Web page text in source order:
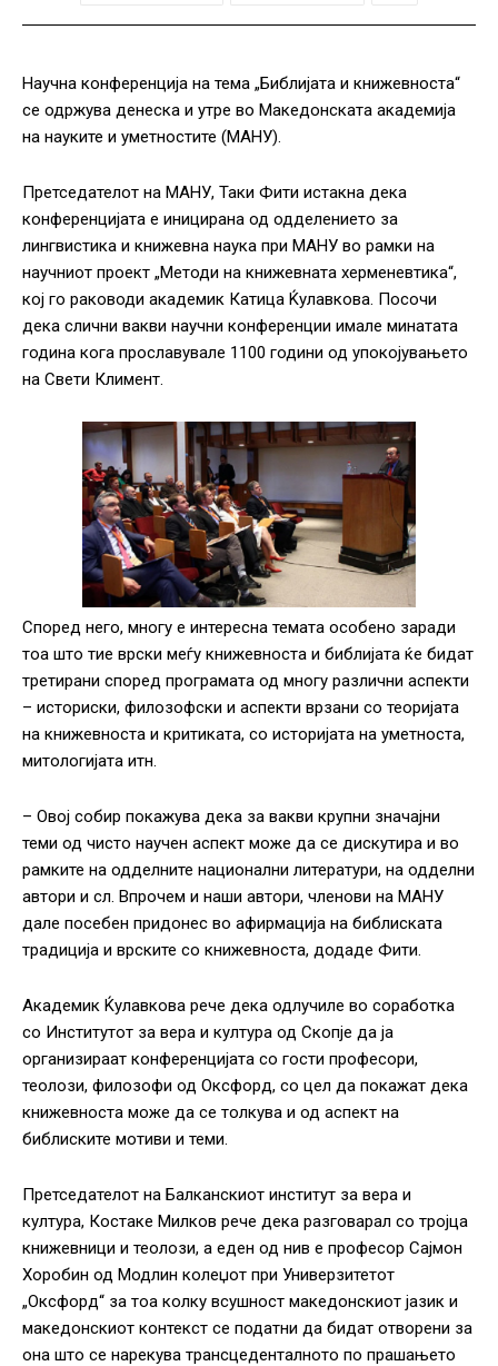
Научна конференција на тема „Библијата и книжевноста“
се одржува денеска и утре во Македонската академија
на науките и уметностите (МАНУ).
Претседателот на МАНУ, Таки Фити истакна дека
конференцијата е иницирана од одделението за
лингвистика и книжевна наука при МАНУ во рамки на
научниот проект „Методи на книжевната херменевтика“,
кој го раководи академик Катица Ќулавкова. Посочи
дека слични вакви научни конференции имале минатата
година кога прославувале 1100 години од упокојувањето
на Свети Климент.
Според него, многу е интересна темата особено заради
тоа што тие врски меѓу книжевноста и библијата ќе бидат
третирани според програмата од многу различни аспекти
– историски, филозофски и аспекти врзани со теоријата
на книжевноста и критиката, со историјата на уметноста,
митологијата итн.
– Овој собир покажува дека за вакви крупни значајни
теми од чисто научен аспект може да се дискутира и во
рамките на одделните национални литератури, на одделни
автори и сл. Впрочем и наши автори, членови на МАНУ
дале посебен придонес во афирмација на библиската
традиција и врските со книжевноста, додаде Фити.
Академик Ќулавкова рече дека одлучиле во соработка
со Институтот за вера и култура од Скопје да ја
организираат конференцијата со гости професори,
теолози, филозофи од Оксфорд, со цел да покажат дека
книжевноста може да се толкува и од аспект на
библиските мотиви и теми.
Претседателот на Балканскиот институт за вера и
култура, Костаке Милков рече дека разговарал со тројца
книжевници и теолози, а еден од нив е професор Сајмон
Хоробин од Модлин колеџот при Универзитетот
„Оксфорд“ за тоа колку всушност македонскиот јазик и
македонскиот контекст се податни да бидат отворени за
она што се нарекува трансцеденталното по прашањето